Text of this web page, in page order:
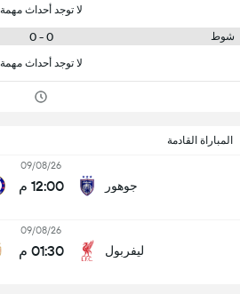
لا توجد أحداث مهمة
شوط 0 - 0
لا توجد أحداث مهمة
المباراة القادمة
جوهور
09/08/26
12:00 م
ليفربول
09/08/26
01:30 م